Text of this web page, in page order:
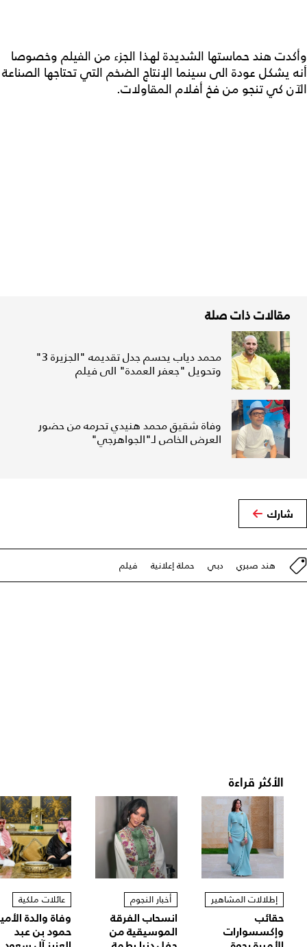
وأكدت هند حماستها الشديدة لهذا الجزء من الفيلم وخصوصا
أنه يشكل عودة الى سينما الإنتاج الضخم التي تحتاجها الصناعة
الآن كي تنجو من فخ أفلام المقاولات.
مقالات ذات صلة
محمد دياب يحسم جدل تقديمه "الجزيرة 3"
وتحويل "جعفر العمدة" الى فيلم
وفاة شقيق محمد هنيدي تحرمه من حضور
العرض الخاص لـ"الجواهرجي"
شارك
هند صبري دبي حملة إعلانية فيلم
الأكثر قراءة
إطلالات المشاهير
حقائب
وإكسسوارات
أخبار النجوم
انسحاب الفرقة
الموسيقية من
عائلات ملكية
وفاة والدة
حمود بن عبد